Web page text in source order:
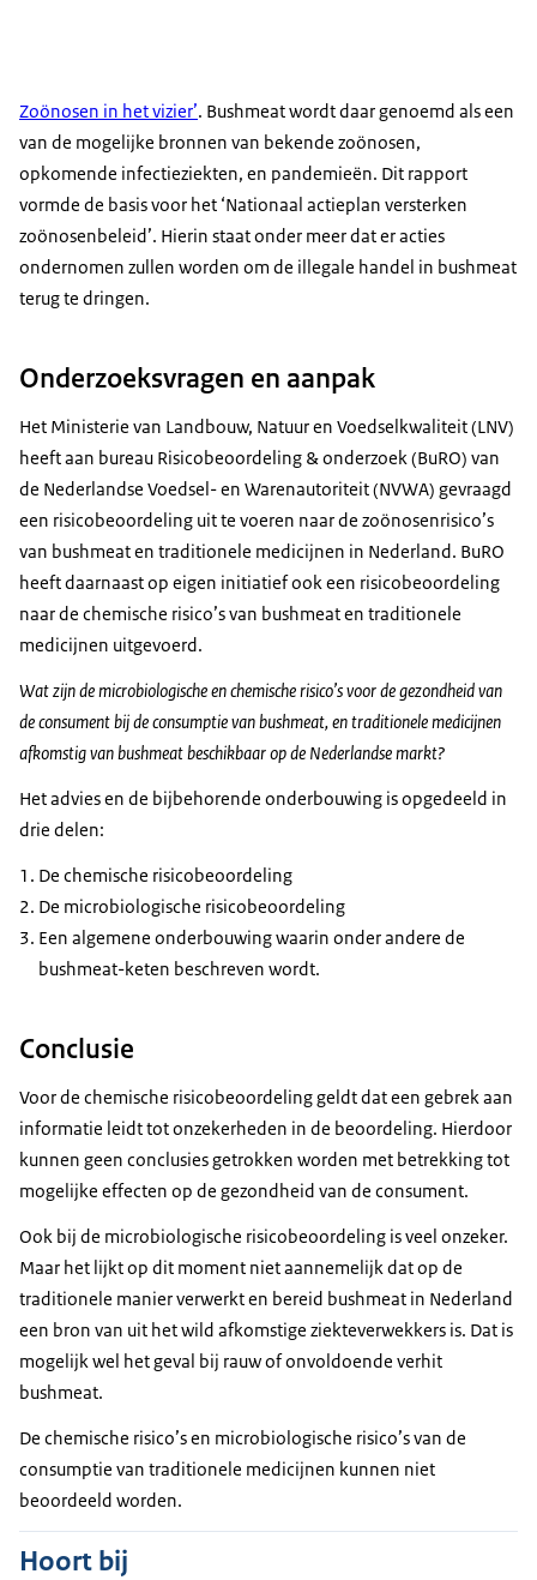
Zoönosen in het vizier’. Bushmeat wordt daar genoemd als een
van de mogelijke bronnen van bekende zoönosen,
opkomende infectieziekten, en pandemieën. Dit rapport
vormde de basis voor het ‘Nationaal actieplan versterken
zoönosenbeleid’. Hierin staat onder meer dat er acties
ondernomen zullen worden om de illegale handel in bushmeat
terug te dringen.
Onderzoeksvragen en aanpak
Het Ministerie van Landbouw, Natuur en Voedselkwaliteit (LNV)
heeft aan bureau Risicobeoordeling & onderzoek (BuRO) van
de Nederlandse Voedsel- en Warenautoriteit (NVWA) gevraagd
een risicobeoordeling uit te voeren naar de zoönosenrisico’s
van bushmeat en traditionele medicijnen in Nederland. BuRO
heeft daarnaast op eigen initiatief ook een risicobeoordeling
naar de chemische risico’s van bushmeat en traditionele
medicijnen uitgevoerd.
Wat zijn de microbiologische en chemische risico’s voor de gezondheid van
de consument bij de consumptie van bushmeat, en traditionele medicijnen
afkomstig van bushmeat beschikbaar op de Nederlandse markt?
Het advies en de bijbehorende onderbouwing is opgedeeld in
drie delen:
De chemische risicobeoordeling
De microbiologische risicobeoordeling
Een algemene onderbouwing waarin onder andere de
bushmeat-keten beschreven wordt.
Conclusie
Voor de chemische risicobeoordeling geldt dat een gebrek aan
informatie leidt tot onzekerheden in de beoordeling. Hierdoor
kunnen geen conclusies getrokken worden met betrekking tot
mogelijke effecten op de gezondheid van de consument.
Ook bij de microbiologische risicobeoordeling is veel onzeker.
Maar het lijkt op dit moment niet aannemelijk dat op de
traditionele manier verwerkt en bereid bushmeat in Nederland
een bron van uit het wild afkomstige ziekteverwekkers is. Dat is
mogelijk wel het geval bij rauw of onvoldoende verhit
bushmeat.
De chemische risico’s en microbiologische risico’s van de
consumptie van traditionele medicijnen kunnen niet
beoordeeld worden.
Hoort bij